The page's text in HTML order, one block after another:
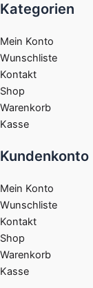
Kategorien
Mein Konto
Wunschliste
Kontakt
Shop
Warenkorb
Kasse
Kundenkonto
Mein Konto
Wunschliste
Kontakt
Shop
Warenkorb
Kasse